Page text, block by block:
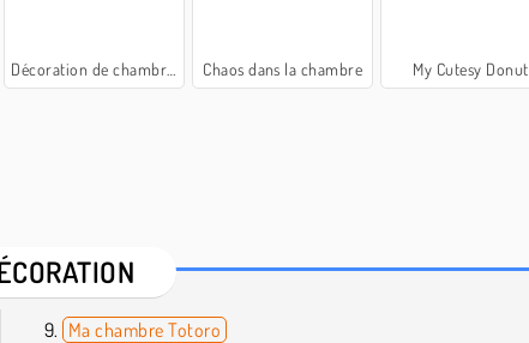
Décoration de chambre universitaire Chaos dans la chambre My Cutesy Donut
Ma chambre Totoro